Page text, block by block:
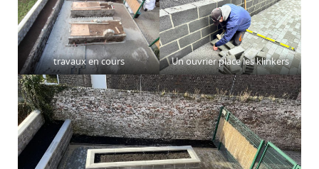
travaux en cours Un ouvrier place les klinkers